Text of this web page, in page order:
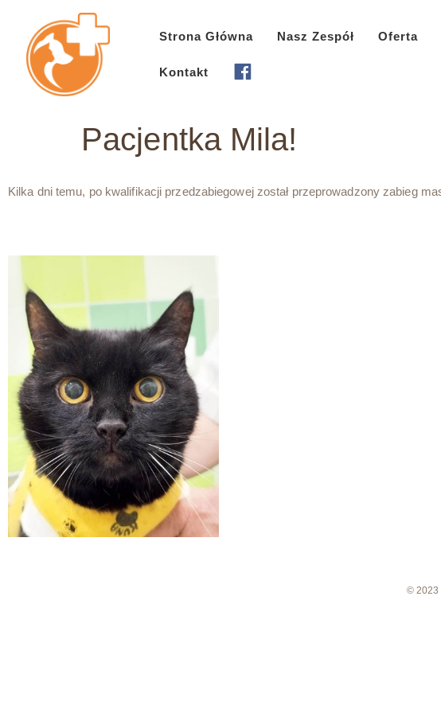
Strona Główna Nasz Zespół Oferta
Kontakt
Pacjentka Mila!
Kilka dni temu, po kwalifikacji przedzabiegowej został przeprowadzony zabieg
© 2023